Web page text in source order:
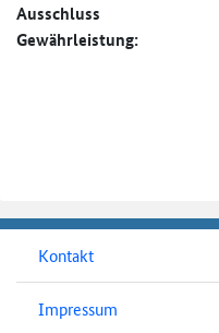
Ausschluss
Gewährleistung:
Kontakt
Impressum